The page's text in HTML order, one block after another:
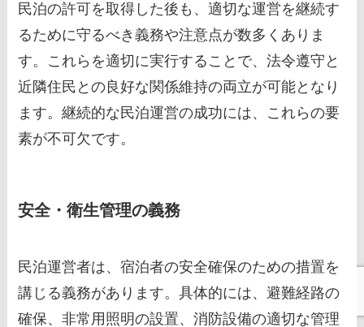
民泊の許可を取得した後も、適切な運営を継続す
るために守るべき義務や注意点が数多くありま
す。これらを適切に実行することで、法令遵守と
近隣住民との良好な関係維持の両立が可能となり
ます。継続的な民泊運営の成功には、これらの要
素が不可欠です。
安全・衛生管理の義務
民泊運営者は、宿泊者の安全確保のための措置を
講じる義務があります。具体的には、避難経路の
確保、非常用照明の設置、消防設備の適切な管理